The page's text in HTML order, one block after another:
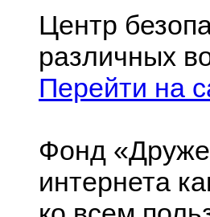
Центр
различных
Перейти на
Фонд «
интернета